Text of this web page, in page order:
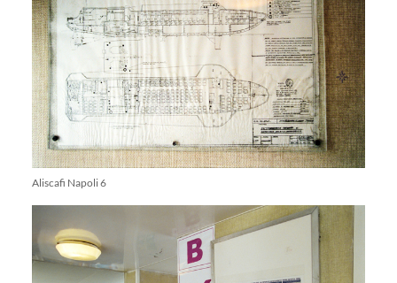
Aliscafi Napoli 6